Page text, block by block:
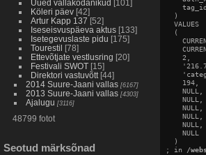
Uued vallakodanikud [101]
Köleri päev [42]
Artur Kapp 137 [52]
Iseseisvuspäeva aktus [133]
Isetegevuslaste pidu [175]
Tourestil [78]
Ettevõtjate vestlusring [20]
Festivali SWOT [15]
Direktori vastuvõtt [44]
2014 Suure-Jaani vallas [6167]
2013 Suure-Jaani vallas [4303]
Ajalugu [3116]
48799 fotot
Seotud märksõnad
  )
  VALUES
  (
    2,
    194,
    NULL,
    NULL,
    NULL,
    NULL,
    NULL,
    NULL
  )
; in /